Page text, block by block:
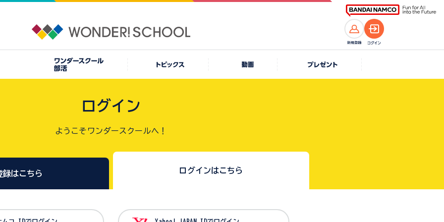
ログイン
ようこそワンダースクールへ！
録はこちら ログインはこちら